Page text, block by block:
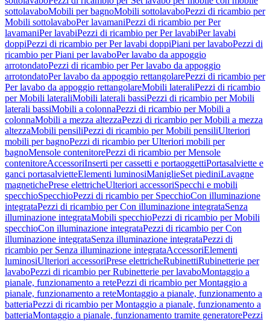
sottolavaboMobili per bagnoMobili sottolavaboPezzi di ricambio per
Mobili sottolavaboPer lavamaniPezzi di ricambio per Per
lavamaniPer lavabiPezzi di ricambio per Per lavabiPer lavabi
doppiPezzi di ricambio per Per lavabi doppiPiani per lavaboPezzi di
ricambio per Piani per lavaboPer lavabo da appoggio
arrotondatoPezzi di ricambio per Per lavabo da appoggio
arrotondatoPer lavabo da appoggio rettangolarePezzi di ricambio per
Per lavabo da appoggio rettangolareMobili lateraliPezzi di ricambio
per Mobili lateraliMobili laterali bassiPezzi di ricambio per Mobili
laterali bassiMobili a colonnaPezzi di ricambio per Mobili a
colonnaMobili a mezza altezzaPezzi di ricambio per Mobili a mezza
altezzaMobili pensiliPezzi di ricambio per Mobili pensiliUlteriori
mobili per bagnoPezzi di ricambio per Ulteriori mobili per
bagnoMensole contenitorePezzi di ricambio per Mensole
contenitoreAccessoriInserti per cassetti e portaoggettiPortasalviette e
ganci portasalvietteElementi luminosiManiglieSet piediniLavagne
magnetichePrese elettricheUlteriori accessoriSpecchi e mobili
specchioSpecchioPezzi di ricambio per SpecchioCon illuminazione
integrataPezzi di ricambio per Con illuminazione integrataSenza
illuminazione integrataMobili specchioPezzi di ricambio per Mobili
specchioCon illuminazione integrataPezzi di ricambio per Con
illuminazione integrataSenza illuminazione integrataPezzi di
ricambio per Senza illuminazione integrataAccessoriElementi
luminosiUlteriori accessoriPrese elettricheRubinettiRubinetterie per
lavaboPezzi di ricambio per Rubinetterie per lavaboMontaggio a
pianale, funzionamento a retePezzi di ricambio per Montaggio a
pianale, funzionamento a reteMontaggio a pianale, funzionamento a
batteriaPezzi di ricambio per Montaggio a pianale, funzionamento a
batteriaMontaggio a pianale, funzionamento tramite generatorePezzi